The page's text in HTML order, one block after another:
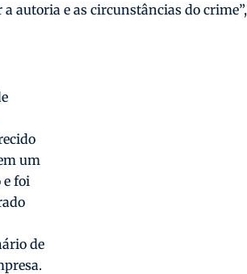
autoria e as circunstâncias do crime”,
um
e foi
de